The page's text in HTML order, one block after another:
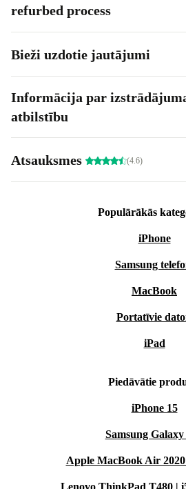
refurbed process
Bieži uzdotie jautājumi
Informācija par
atbilstību
Atsauksmes (4.6)
Populārākās
iPhone
Samsung
MacBook
Portatīvie
iPad
Piedāvātie
iPhone 15
Samsung Galaxy
Apple MacBook Air
Lenovo ThinkPad T480 |